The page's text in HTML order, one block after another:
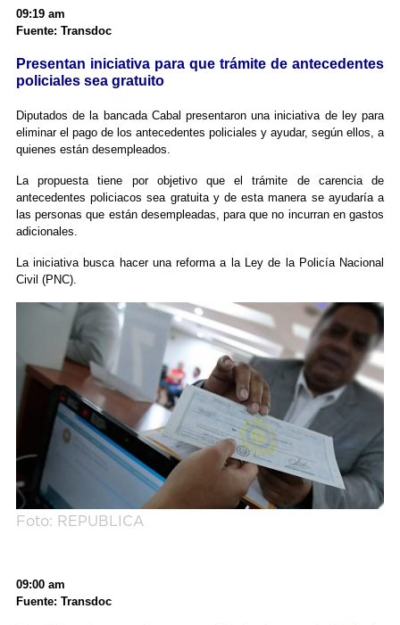
09:19 am
Fuente: Transdoc
Presentan iniciativa para que trámite de antecedentes
policiales sea gratuito
Diputados de la bancada Cabal presentaron una iniciativa de ley para
eliminar el pago de los antecedentes policiales y ayudar, según ellos, a
quienes están desempleados.
La propuesta tiene por objetivo que el trámite de carencia de
antecedentes policiacos sea gratuita y de esta manera se ayudaría a
las personas que están desempleadas, para que no incurran en gastos
adicionales.
La iniciativa busca hacer una reforma a la Ley de la Policía Nacional
Civil (PNC).
Foto: REPUBLICA
09:00 am
Fuente: Transdoc